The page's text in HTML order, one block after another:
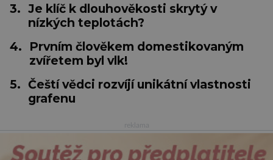
3. Je klíč k dlouhověkosti skrytý v
nízkých teplotách?
4.
Prvním člověkem domestikovaným
zvířetem byl vlk!
5. Čeští vědci rozvíjí unikátní vlastnosti
grafenu